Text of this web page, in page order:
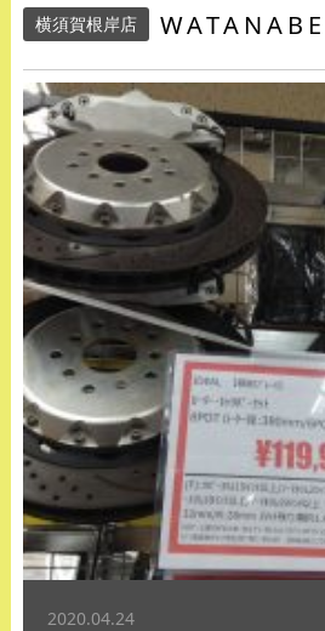
横須賀根岸店 WATANABE
2020.04.24